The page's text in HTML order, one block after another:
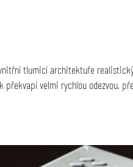
tlumicí architektuře
překvapí velmi rychlou odezvou,